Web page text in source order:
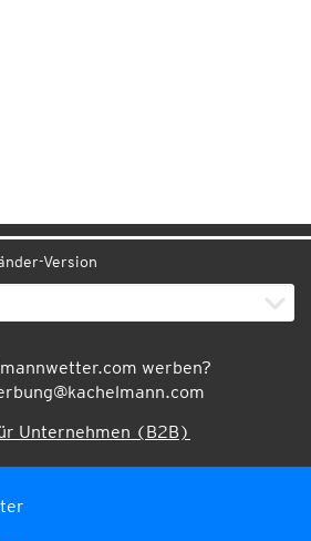
Version
werben?
Unternehmen (B2B)